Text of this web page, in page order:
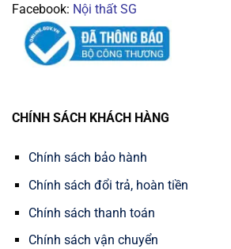
Facebook: Nội thất SG
CHÍNH SÁCH KHÁCH HÀNG
Chính sách bảo hành
Chính sách đổi trả, hoàn tiền
Chính sách thanh toán
Chính sách vận chuyển